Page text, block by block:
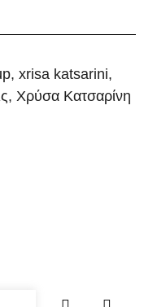
, xrisa katsarini,
, Χρύσα Κατσαρίνη